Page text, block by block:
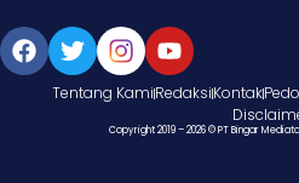
Tentang KamiRedaksiKontak
Copyright 2019 – 2026 © PT Bingar